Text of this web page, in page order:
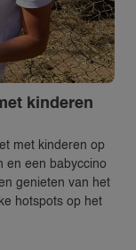
kinderen
met kinderen op
en een babyccino
genieten van het
hotspots op het